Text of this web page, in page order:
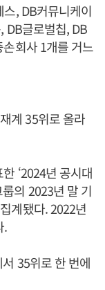
, DB커뮤니케이
DB글로벌칩, DB
회사 1개를 거느
계 35위로 올라
‘2024년 공시대
의 2023년 말 기
계됐다. 2022년
.
35위로 한 번에